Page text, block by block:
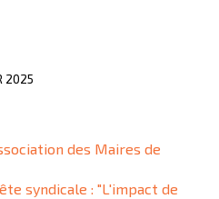
2025
des Maires de
syndicale : "L'impact de